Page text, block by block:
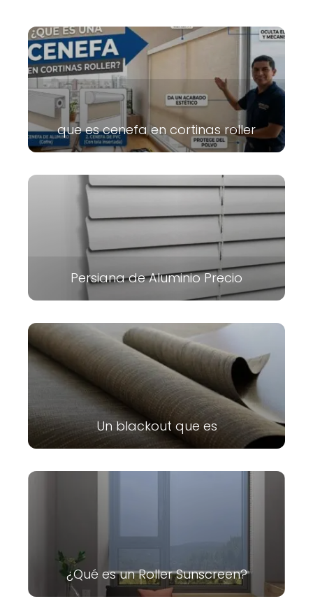
que es cenefa en cortinas roller
Persiana de Aluminio Precio
Un blackout que es
¿Qué es un Roller Sunscreen?